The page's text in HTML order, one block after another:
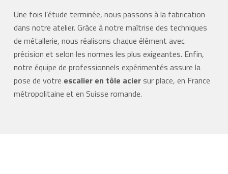
Une fois l’étude terminée, nous passons à la fabrication
dans notre atelier. Grâce à notre maîtrise des techniques
de métallerie, nous réalisons chaque élément avec
précision et selon les normes les plus exigeantes. Enfin,
notre équipe de professionnels expérimentés assure la
pose de votre escalier en tôle aciersur place, en France
métropolitaine et en Suisse romande.